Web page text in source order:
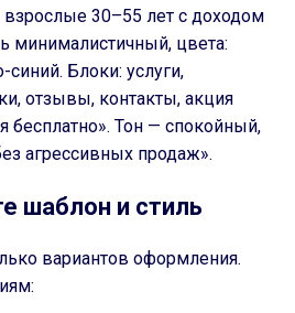
30–55 лет с доходом
минималистичный, цвета:
Блоки: услуги,
отзывы, контакты, акция
бесплатно». Тон — спокойный,
агрессивных продаж».
шаблон и стиль
вариантов оформления.